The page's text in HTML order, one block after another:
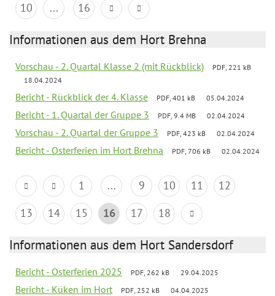
10
... 16
Informationen aus dem Hort Brehna
Vorschau - 2. Quartal Klasse 2 (mit Rückblick)
PDF, 221 kB
18.04.2024
Bericht - Rückblick der 4. Klasse PDF, 401 kB 05.04.2024
Bericht - 1. Quartal der Gruppe 3 PDF, 9.4 MB 02.04.2024
Vorschau - 2. Quartal der Gruppe 3 PDF, 423 kB 02.04.2024
Bericht - Osterferien im Hort Brehna PDF, 706 kB 02.04.2024
1 ... 9 10 11
12
13
14 15 16 17 18
Informationen aus dem Hort Sandersdorf
Bericht - Osterferien 2025 PDF, 262 kB 29.04.2025
Bericht - Küken im Hort PDF, 252 kB 04.04.2025